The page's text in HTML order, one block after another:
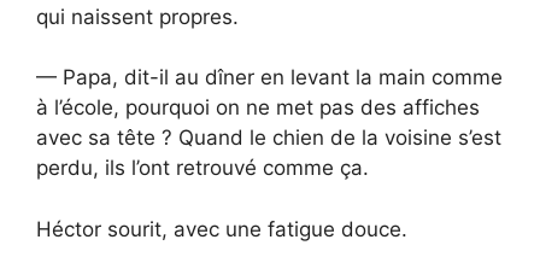
qui naissent propres.
— Papa, dit-il au dîner en levant la main comme
à l’école, pourquoi on ne met pas des affiches
avec sa tête ? Quand le chien de la voisine s’est
perdu, ils l’ont retrouvé comme ça.
Héctor sourit, avec une fatigue douce.